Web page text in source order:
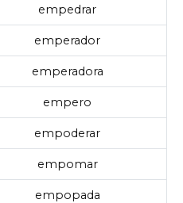
empedrar
emperador
emperadora
empero
empoderar
empomar
empopada